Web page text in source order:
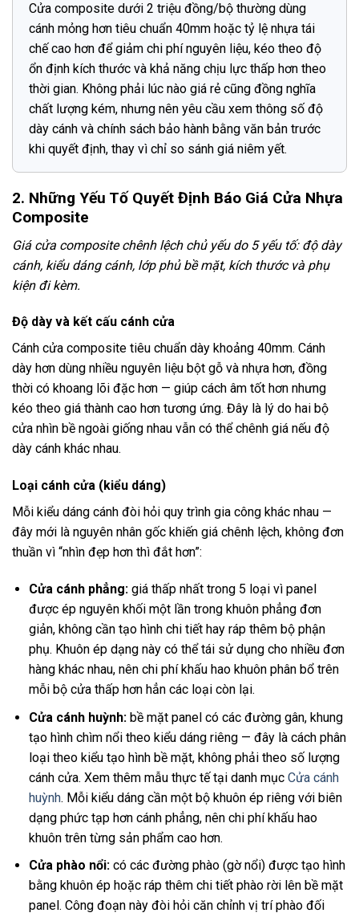
Cửa composite dưới 2 triệu đồng/bộ thường dùng
cánh mỏng hơn tiêu chuẩn 40mm hoặc tỷ lệ nhựa tái
chế cao hơn để giảm chi phí nguyên liệu, kéo theo độ
ổn định kích thước và khả năng chịu lực thấp hơn theo
thời gian. Không phải lúc nào giá rẻ cũng đồng nghĩa
chất lượng kém, nhưng nên yêu cầu xem thông số độ
dày cánh và chính sách bảo hành bằng văn bản trước
khi quyết định, thay vì chỉ so sánh giá niêm yết.
2. Những Yếu Tố Quyết Định Báo Giá Cửa Nhựa
Composite
Giá cửa composite chênh lệch chủ yếu do 5 yếu tố: độ dày
cánh, kiểu dáng cánh, lớp phủ bề mặt, kích thước và phụ
kiện đi kèm.
Độ dày và kết cấu cánh cửa
Cánh cửa composite tiêu chuẩn dày khoảng 40mm. Cánh
dày hơn dùng nhiều nguyên liệu bột gỗ và nhựa hơn, đồng
thời có khoang lõi đặc hơn — giúp cách âm tốt hơn nhưng
kéo theo giá thành cao hơn tương ứng. Đây là lý do hai bộ
cửa nhìn bề ngoài giống nhau vẫn có thể chênh giá nếu độ
dày cánh khác nhau.
Loại cánh cửa (kiểu dáng)
Mỗi kiểu dáng cánh đòi hỏi quy trình gia công khác nhau —
đây mới là nguyên nhân gốc khiến giá chênh lệch, không đơn
thuần vì “nhìn đẹp hơn thì đắt hơn”:
Cửa cánh phẳng:giá thấp nhất trong 5 loại vì panel
được ép nguyên khối một lần trong khuôn phẳng đơn
giản, không cần tạo hình chi tiết hay ráp thêm bộ phận
phụ. Khuôn ép dạng này có thể tái sử dụng cho nhiều đơn
hàng khác nhau, nên chi phí khấu hao khuôn phân bổ trên
mỗi bộ cửa thấp hơn hẳn các loại còn lại.
Cửa cánh huỳnh:bề mặt panel có các đường gân, khung
tạo hình chìm nổi theo kiểu dáng riêng — đây là cách phân
loại theo kiểu tạo hình bề mặt, không phải theo số lượng
cánh cửa. Xem thêm mẫu thực tế tại danh mục Cửa cánh
huỳnh. Mỗi kiểu dáng cần một bộ khuôn ép riêng với biên
dạng phức tạp hơn cánh phẳng, nên chi phí khấu hao
khuôn trên từng sản phẩm cao hơn.
Cửa phào nổi:có các đường phào (gờ nổi) được tạo hình
bằng khuôn ép hoặc ráp thêm chi tiết phào rời lên bề mặt
panel. Công đoạn này đòi hỏi căn chỉnh vị trí phào đối